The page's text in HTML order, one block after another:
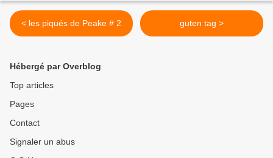
< les piqués de Peake # 2 guten tag >
Hébergé par Overblog
Top articles
Pages
Contact
Signaler un abus